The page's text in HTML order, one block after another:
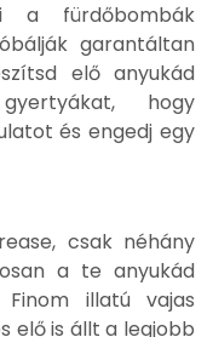
a fürdőbombák
garantáltan
elő anyukád
hogy
és engedj egy
csak néhány
a te anyukád
illatú vajas
elő is állt a legjobb